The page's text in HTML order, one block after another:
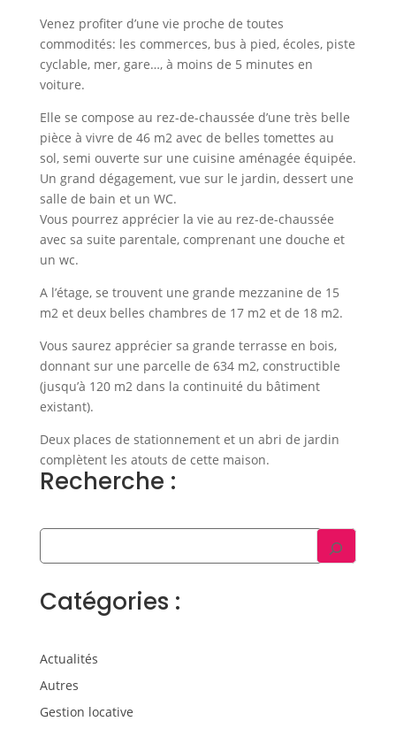
Venez profiter d’une vie proche de toutes
commodités: les commerces, bus à pied, écoles, piste
cyclable, mer, gare…, à moins de 5 minutes en
voiture.
Elle se compose au rez-de-chaussée d’une très belle
pièce à vivre de 46 m2 avec de belles tomettes au
sol, semi ouverte sur une cuisine aménagée équipée.
Un grand dégagement, vue sur le jardin, dessert une
salle de bain et un WC.
Vous pourrez apprécier la vie au rez-de-chaussée
avec sa suite parentale, comprenant une douche et
un wc.
A l’étage, se trouvent une grande mezzanine de 15
m2 et deux belles chambres de 17 m2 et de 18 m2.
Vous saurez apprécier sa grande terrasse en bois,
donnant sur une parcelle de 634 m2, constructible
(jusqu’à 120 m2 dans la continuité du bâtiment
existant).
Deux places de stationnement et un abri de jardin
complètent les atouts de cette maison.
Recherche :
Catégories :
Actualités
Autres
Gestion locative